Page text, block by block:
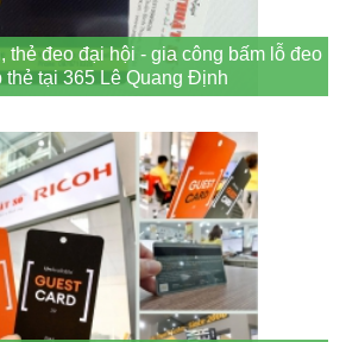
thẻ đeo đại hội - gia công bấm lỗ đeo
thẻ tại 365 Lê Quang Định